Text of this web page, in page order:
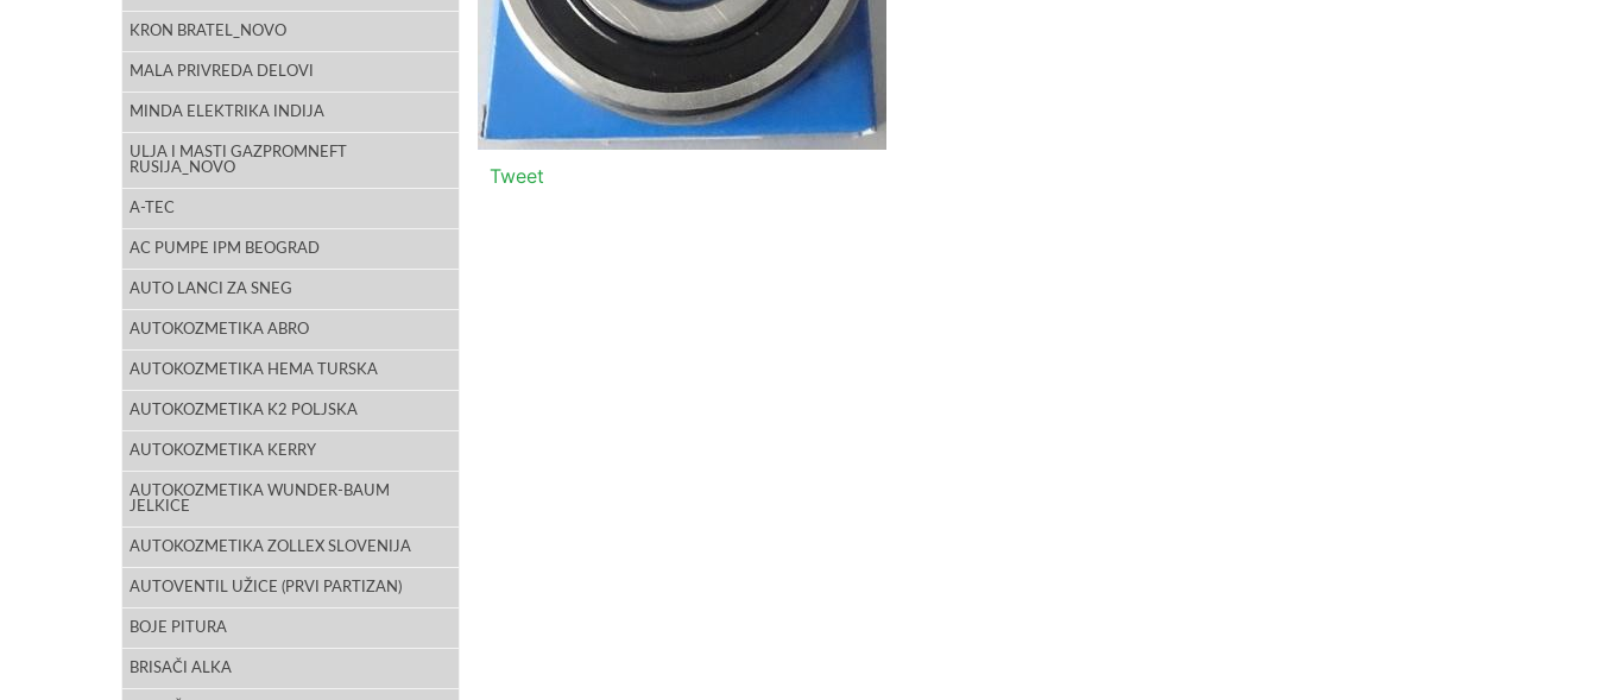
KRON BRATEL_NOVO
MALA PRIVREDA DELOVI
MINDA ELEKTRIKA INDIJA
ULJA I MASTI GAZPROMNEFT
RUSIJA_NOVO
A-TEC
AC PUMPE IPM BEOGRAD
AUTO LANCI ZA SNEG
AUTOKOZMETIKA ABRO
AUTOKOZMETIKA HEMA TURSKA
AUTOKOZMETIKA K2 POLJSKA
AUTOKOZMETIKA KERRY
AUTOKOZMETIKA WUNDER-BAUM
JELKICE
AUTOKOZMETIKA ZOLLEX SLOVENIJA
AUTOVENTIL UŽICE (PRVI PARTIZAN)
BOJE PITURA
BRISAČI ALKA
Tweet